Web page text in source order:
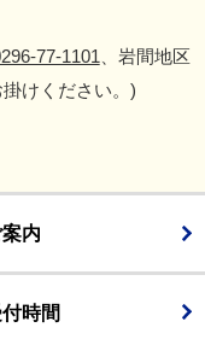
77-1101、岩間地区
けください。)
内
時間